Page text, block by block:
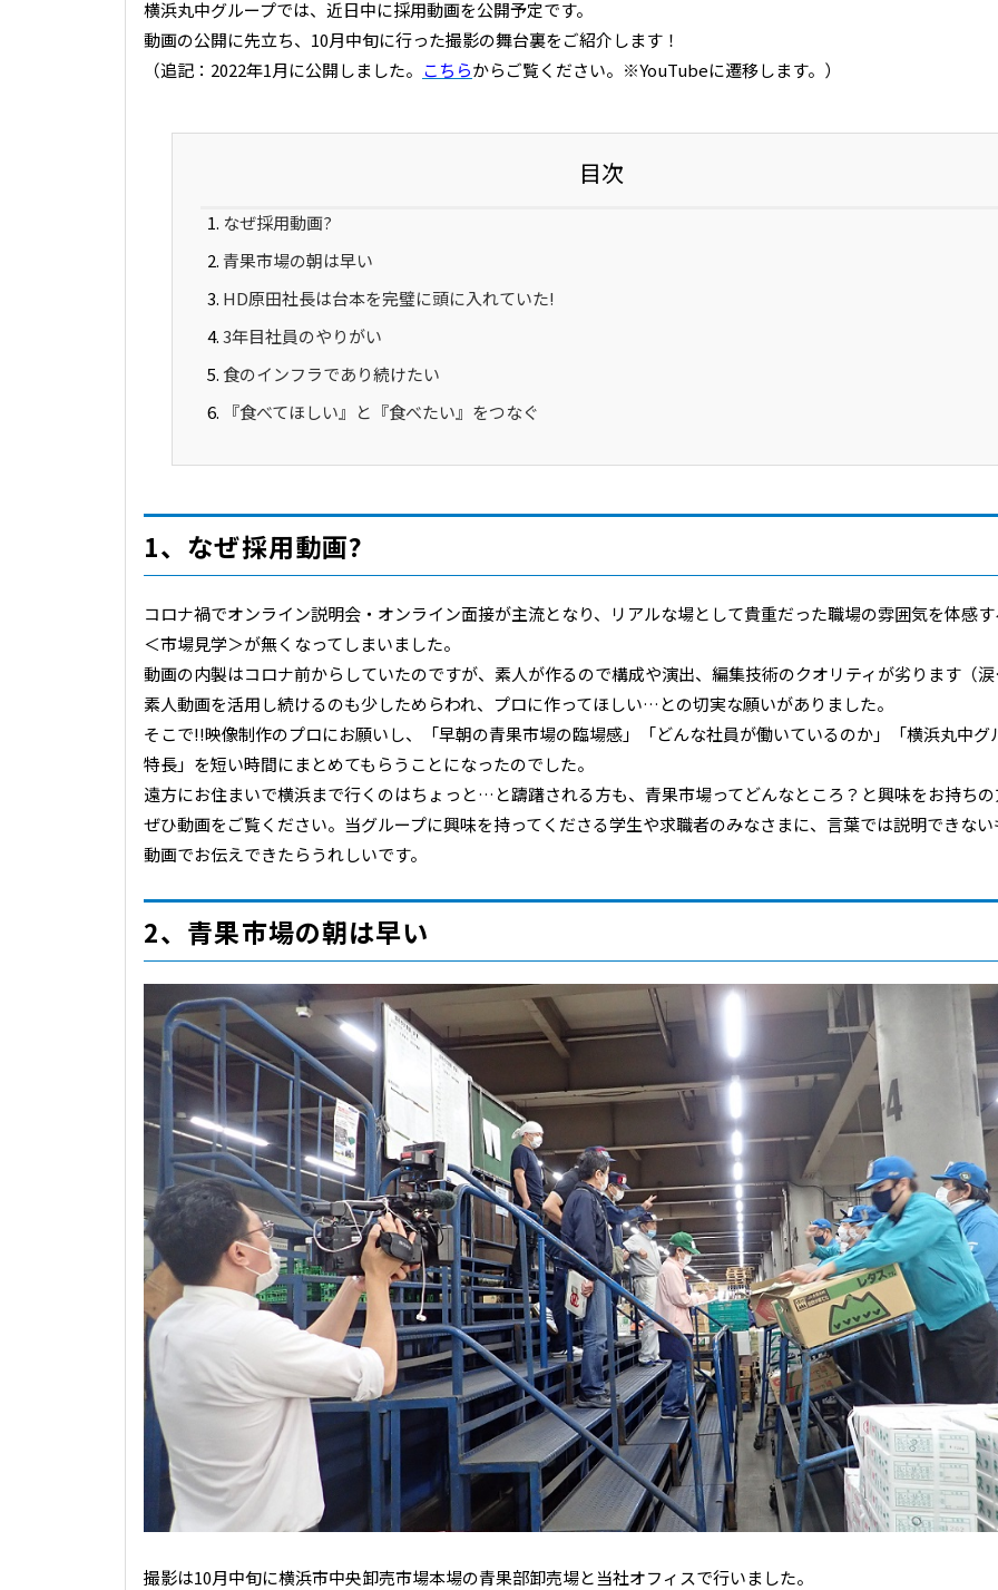
横浜丸中グループでは、近日中に採用動画を公開予定です。
動画の公開に先立ち、10月中旬に行った撮影の舞台裏をご紹介します！
（追記：2022年1月に公開しました。 こちらからご覧ください。※YouTubeに遷移します。）
目次
なぜ採用動画?
青果市場の朝は早い
HD原田社長は台本を完璧に頭に入れていた!
3年目社員のやりがい
食のインフラであり続けたい
『食べてほしい』と『食べたい』をつなぐ
1、なぜ採用動画?
コロナ禍でオンライン説明会・オンライン面接が主流となり、リアルな場として貴重だった職場の雰囲気を体感
＜市場見学＞が無くなってしまいました。
動画の内製はコロナ前からしていたのですが、素人が作るので構成や演出、編集技術のクオリティが劣ります（
素人動画を活用し続けるのも少しためらわれ、プロに作ってほしい…との切実な願いがありました。
そこで!!映像制作のプロにお願いし、「早朝の青果市場の臨場感」「どんな社員が働いているのか」「横浜丸中グ
特長」を短い時間にまとめてもらうことになったのでした。
遠方にお住まいで横浜まで行くのはちょっと…と躊躇される方も、青果市場ってどんなところ？と興味をお持ち
ぜひ動画をご覧ください。当グループに興味を持ってくださる学生や求職者のみなさまに、言葉では説明できな
動画でお伝えできたらうれしいです。
2、青果市場の朝は早い
撮影は10月中旬に横浜市中央卸売市場本場の青果部卸売場と当社オフィスで行いました。